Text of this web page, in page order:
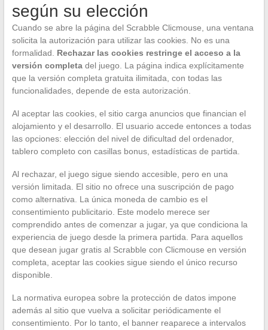
según su elección
Cuando se abre la página del Scrabble Clicmouse, una ventana
solicita la autorización para utilizar las cookies. No es una
formalidad. Rechazar las cookies restringe el acceso a la
versión completadel juego. La página indica explícitamente
que la versión completa gratuita ilimitada, con todas las
funcionalidades, depende de esta autorización.
Al aceptar las cookies, el sitio carga anuncios que financian el
alojamiento y el desarrollo. El usuario accede entonces a todas
las opciones: elección del nivel de dificultad del ordenador,
tablero completo con casillas bonus, estadísticas de partida.
Al rechazar, el juego sigue siendo accesible, pero en una
versión limitada. El sitio no ofrece una suscripción de pago
como alternativa. La única moneda de cambio es el
consentimiento publicitario. Este modelo merece ser
comprendido antes de comenzar a jugar, ya que condiciona la
experiencia de juego desde la primera partida. Para aquellos
que desean jugar gratis al Scrabble con Clicmouse en versión
completa, aceptar las cookies sigue siendo el único recurso
disponible.
La normativa europea sobre la protección de datos impone
además al sitio que vuelva a solicitar periódicamente el
consentimiento. Por lo tanto, el banner reaparece a intervalos